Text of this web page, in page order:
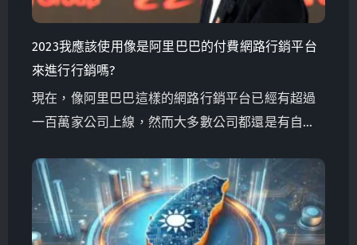
2023我應該使用像是阿里巴巴的付費網路行銷平台
來進行行銷嗎?
現在，像阿里巴巴這樣的網路行銷平台已經有超過
一百萬家公司上線，然而大多數公司都還是有自己
得更好?